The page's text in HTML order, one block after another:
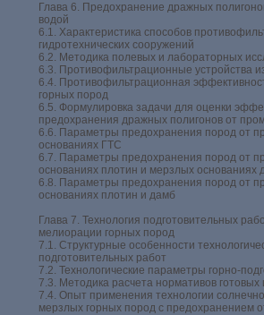
Глава 6. Предохранение дражных
водой
6.1. Характеристика способов
гидротехнических сооружений
6.2. Методика полевых и лабораторных
6.3. Противофильтрационные устройства
6.4. Противофильтрационная
горных пород
6.5. Формулировка задачи для оценки
предохранения дражных полигонов от
6.6. Параметры предохранения пород от
основаниях ГТС
6.7. Параметры предохранения пород от
основаниях плотин и мерзлых основаниях
6.8. Параметры предохранения пород от
основаниях плотин и дамб
Глава 7. Технология подготовительных
мелиорации горных пород
7.1. Структурные особенности
подготовительных работ
7.2. Технологические параметры горно-
7.3. Методика расчета нормативов
7.4. Опыт применения технологии
мерзлых горных пород с предохранением